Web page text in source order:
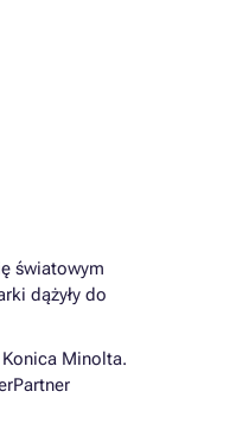
światowym
dążyły do
Minolta.